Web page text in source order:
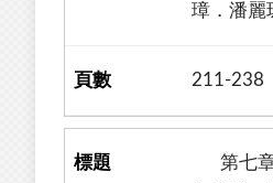
璋．潘麗
211-238
第七章